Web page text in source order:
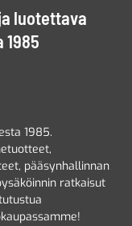
luotettava
1985.
pääsynhallinnan
ratkaisut